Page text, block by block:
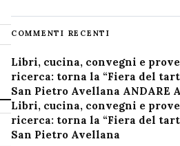
COMMENTI RECENTI
Libri, cucina, convegni e
ricerca: torna la “Fiera del
San Pietro Avellana ANDARE
Libri, cucina, convegni e
ricerca: torna la “Fiera del
San Pietro Avellana